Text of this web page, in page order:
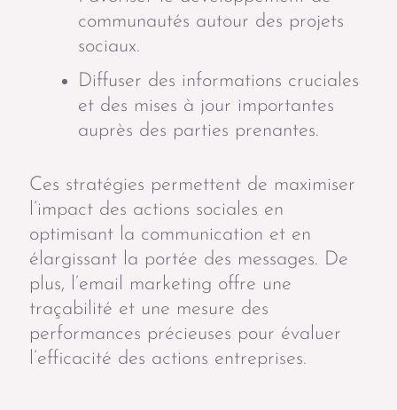
communautés autour des projets
sociaux.
Diffuser des informations cruciales
et des mises à jour importantes
auprès des parties prenantes.
Ces stratégies permettent de maximiser
l’impact des actions sociales en
optimisant la communication et en
élargissant la portée des messages. De
plus, l’email marketing offre une
traçabilité et une mesure des
performances précieuses pour évaluer
l’efficacité des actions entreprises.